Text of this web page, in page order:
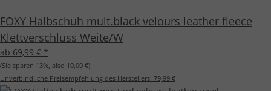
FOXY Halbschuh mult.black velours leather fleece
Klettverschluss Weite/W
ab 69,99 € *
(Sie sparen 13%, also 10,00 €)
Unverbindliche Preisempfehlung des Herstellers: 79,99 €